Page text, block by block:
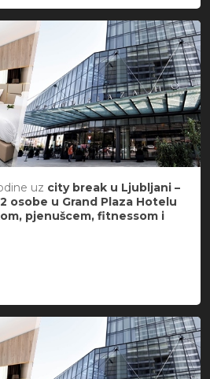
uz city break u Ljubljani –
osobe u Grand Plaza Hotelu
pjenušcem, fitnessom i